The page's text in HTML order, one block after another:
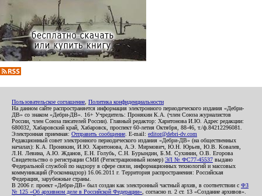
Пользовательское соглашение Политика конфиденциальности
На данном сайте распространяется информация электронного периодического издания «Дебри-
ДВ» со знаком «Дебри-ДВ». 16+ Учредитель: Пронякин К.А. (член Союза журналистов
России, член Союза писателей России). Главный редактор: Харитонова И.Ю. Адрес редакции:
680032, Хабаровский край, Хабаровск, проспект 60-летия Октября, 88-46, т./ф.84212296081.
Электронная приемная: Отправить сообщение . E-mail: editor@debri-dv.com
Редакционный совет электронного периодического издания «Дебри-ДВ» (на общественных
началах): К.А. Пронякин, И.Ю. Харитонова, А.Э. Мирмович, Ю.Н. Юрьев, Ю.В. Ковалев,
Л.Н. Левина, А.Ю. Жданов, Е.Н. Голубь, С.Н. Бурындин, Б.М. Сухинин, О.В. Егорова
Свидетельство о регистрации СМИ (Регистрационный номер) ЭЛ № ФС77-45537 выдано
Федеральной службой по надзору в сфере связи, информационных технологий и массовых
коммуникаций (Роскомнадзор) 16.06.2011 г. Территория распространения: Российская
Федерация, зарубежные страны.
В 2006 г. проект «Дебри-ДВ» был создан как электронный частный архив, в соответствии с ФЗ
№ 125 «Об архивном деле в Российской Федерации» , согласно п. 2 ст. 13 «Создание архивов».